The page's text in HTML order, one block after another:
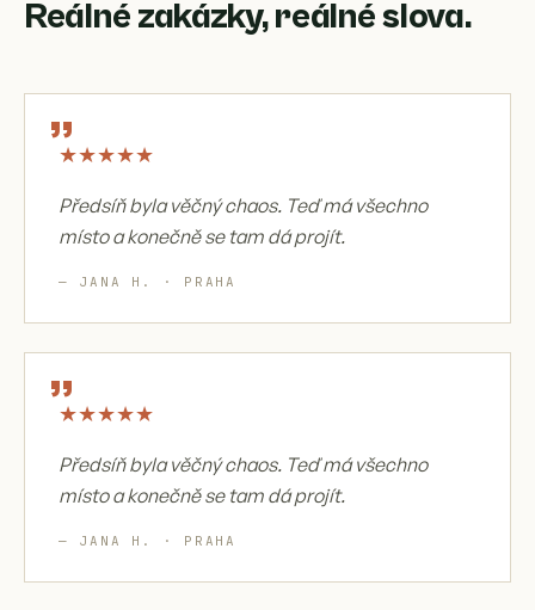
Reálné zakázky, reálné slova.
„
★★★★★
Předsíň byla věčný chaos. Teď má všechno
místo a konečně se tam dá projít.
— JANA H. · PRAHA
„
★★★★★
Předsíň byla věčný chaos. Teď má všechno
místo a konečně se tam dá projít.
— JANA H. · PRAHA